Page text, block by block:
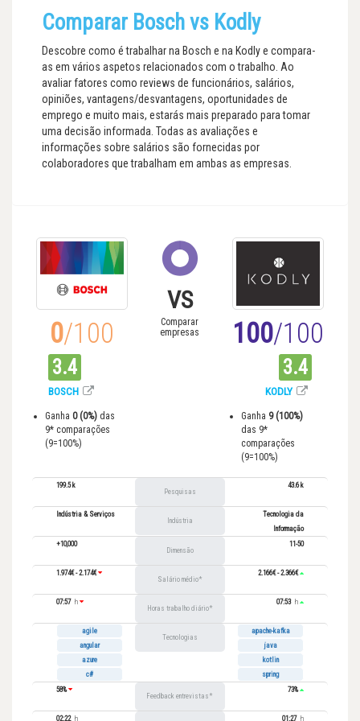
Comparar Bosch vs Kodly
Descobre como é trabalhar na Bosch e na Kodly e compara-
as em vários aspetos relacionados com o trabalho. Ao
avaliar fatores como reviews de funcionários, salários,
opiniões, vantagens/desvantagens, oportunidades de
emprego e muito mais, estarás mais preparado para tomar
uma decisão informada. Todas as avaliações e
informações sobre salários são fornecidas por
colaboradores que trabalham em ambas as empresas.
0/100
3.4
BOSCH
Ganha 0 (0%) das
9* comparações
(9=100%)
VS
Comparar
empresas
100/100
3.4
KODLY
Ganha 9 (100%)
das 9*
comparações
(9=100%)
199.5 k
Pesquisas
43.6 k
Indústria & Serviços
Indústria
Tecnologia da
Informação
+10,000
Dimensão
11-50
1.974€ - 2.174€
Salário médio
2.166€ - 2.366€
07:57 h
Horas trabalho diário
07:53 h
agile
angular
azure
c#
Tecnologias
apache-kafka
java
kotlin
spring
58%
Feedback entrevistas
73%
02:22 h 01:27 h